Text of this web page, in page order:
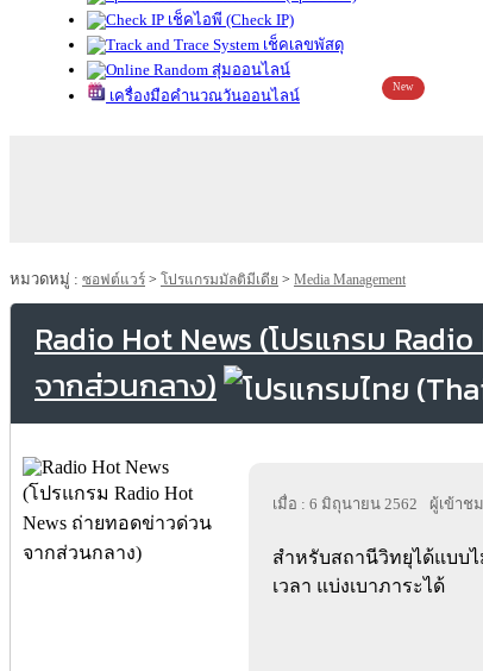
เช็คไอพี (Check IP)
เช็คเลขพัสดุ
สุ่มออนไลน์
เครื่องมือคำนวณวันออนไลน์
New
หมวดหมู่ : ซอฟต์แวร์ > โปรแกรมมัลติมีเดีย > Media Management
Radio Hot News (โปรแกรม
จากส่วนกลาง)
เมื่อ : 6 มิถุนายน 2562 ผู้เข้าช
สำหรับสถานีวิทยุได้แบบ
เวลา แบ่งเบาภาระได้